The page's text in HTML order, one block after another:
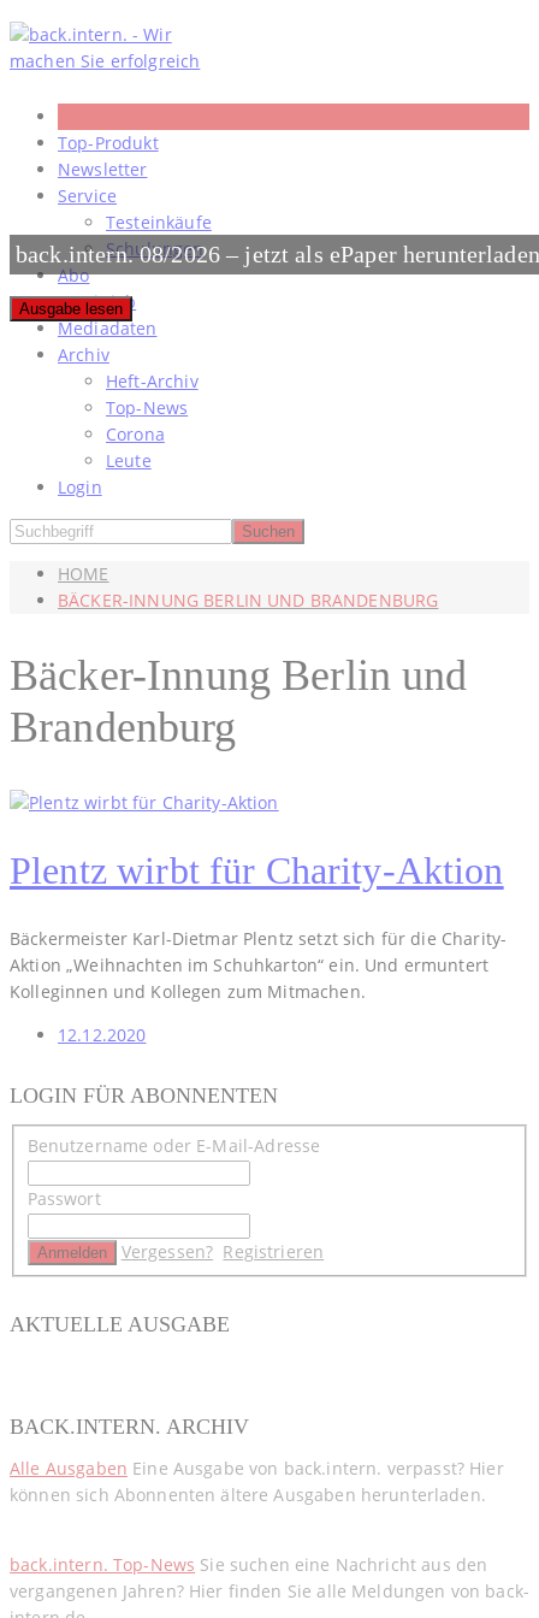
Skip
to
content
Top-Produkt
Newsletter
Service
Testeinkäufe
Schulungen
Abo
#meinjob
Mediadaten
Archiv
Heft-Archiv
Top-News
Corona
Leute
Login
HOME
BÄCKER-INNUNG BERLIN UND BRANDENBURG
Bäcker-Innung Berlin und
Brandenburg
Plentz wirbt für Charity-Aktion
Bäckermeister Karl-Dietmar Plentz setzt sich für die Charity-
Aktion „Weihnachten im Schuhkarton“ ein. Und ermuntert
Kolleginnen und Kollegen zum Mitmachen.
12.12.2020
LOGIN FÜR ABONNENTEN
Benutzername oder E-Mail-Adresse
Passwort
Vergessen? Registrieren
AKTUELLE AUSGABE
back.intern. 08/2026 – jetzt als ePaper herunterladen
Ausgabe lesen
BACK.INTERN. ARCHIV
Alle Ausgaben Eine Ausgabe von back.intern. verpasst? Hier
können sich Abonnenten ältere Ausgaben herunterladen.
back.intern. Top-News Sie suchen eine Nachricht aus den
vergangenen Jahren? Hier finden Sie alle Meldungen von back-